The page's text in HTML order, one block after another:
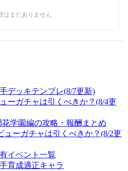
デッキテンプレ(8/7更新)
ーガチャは引くべきか？(8/4更
学園編の攻略・報酬まとめ
ューガチャは引くべきか？(8/2更
イベント一覧
育成適正キャラ